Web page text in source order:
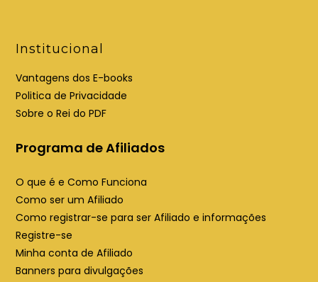
Institucional
Vantagens dos E-books
Politica de Privacidade
Sobre o Rei do PDF
Programa de Afiliados
O que é e Como Funciona
Como ser um Afiliado
Como registrar-se para ser Afiliado e informações
Registre-se
Minha conta de Afiliado
Banners para divulgações